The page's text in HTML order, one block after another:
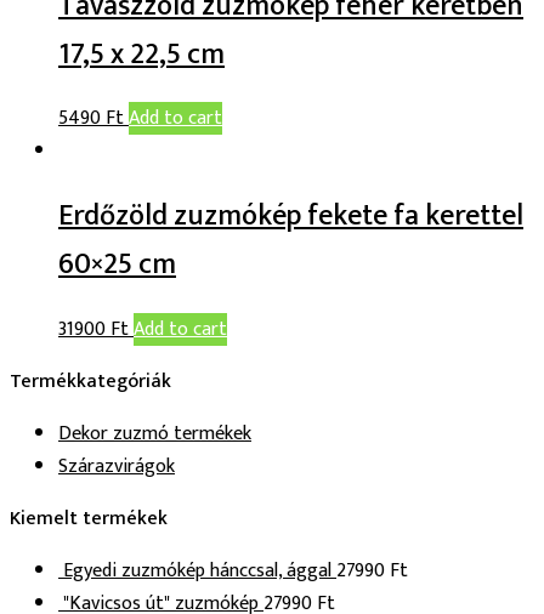
17,5 x 22,5 cm
5490FtAdd to cart
Erdőzöld zuzmókép fekete fa kerettel
60×25 cm
31900FtAdd to cart
Termékkategóriák
Dekor zuzmó termékek
Szárazvirágok
Kiemelt termékek
Egyedi zuzmókép hánccsal, ággal27990Ft
"Kavicsos út" zuzmókép27990Ft